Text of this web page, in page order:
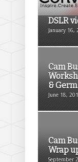
DSLR
January 16,
Cam
&
June 18,
Cam
Wrap
September